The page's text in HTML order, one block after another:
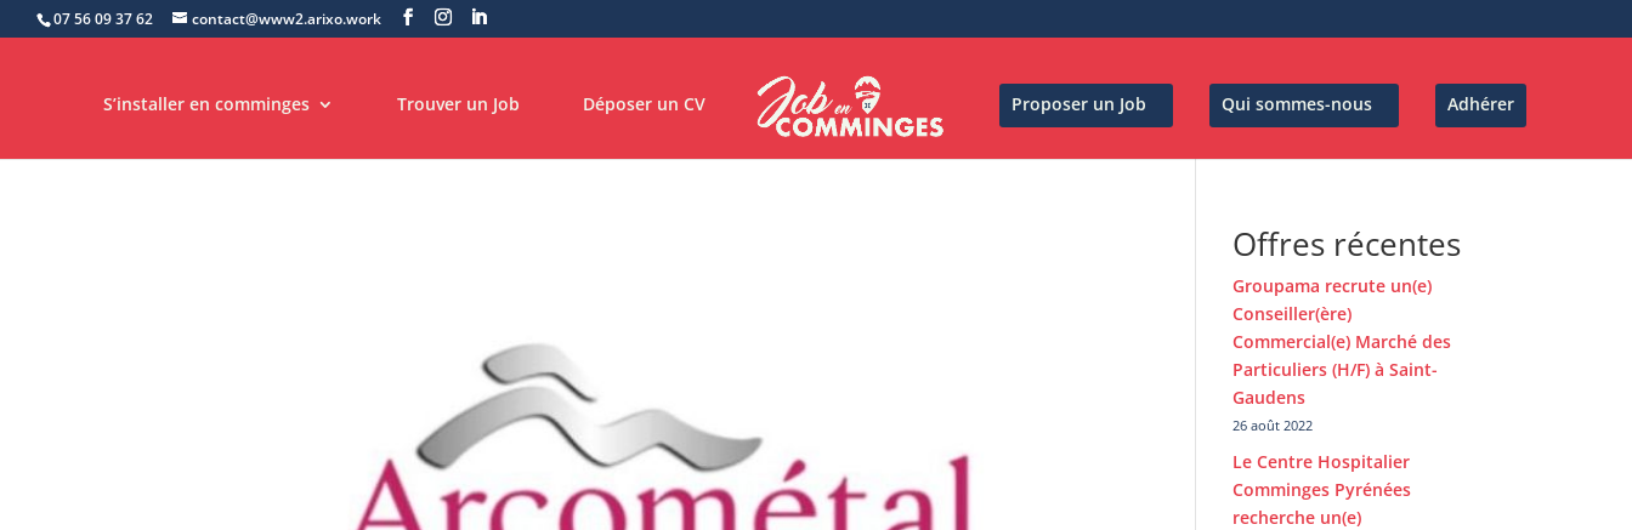
07 56 09 37 62 contact@www2.arixo.work
S’installer en comminges Trouver un Job Déposer un CV Proposer un Job Qui sommes-nous Adhérer
Offres récentes
Groupama recrute un(e)
Conseiller(ère)
Commercial(e) Marché des
Particuliers (H/F) à Saint-
Gaudens
26 août 2022
Le Centre Hospitalier
Comminges Pyrénées
recherche un(e)